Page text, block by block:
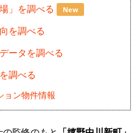
」を調べる New
を調べる
ータを調べる
調べる
ョン物件情報